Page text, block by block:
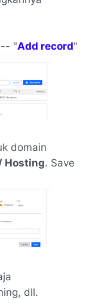
"Add record"
domain
Hosting. Save
dll.